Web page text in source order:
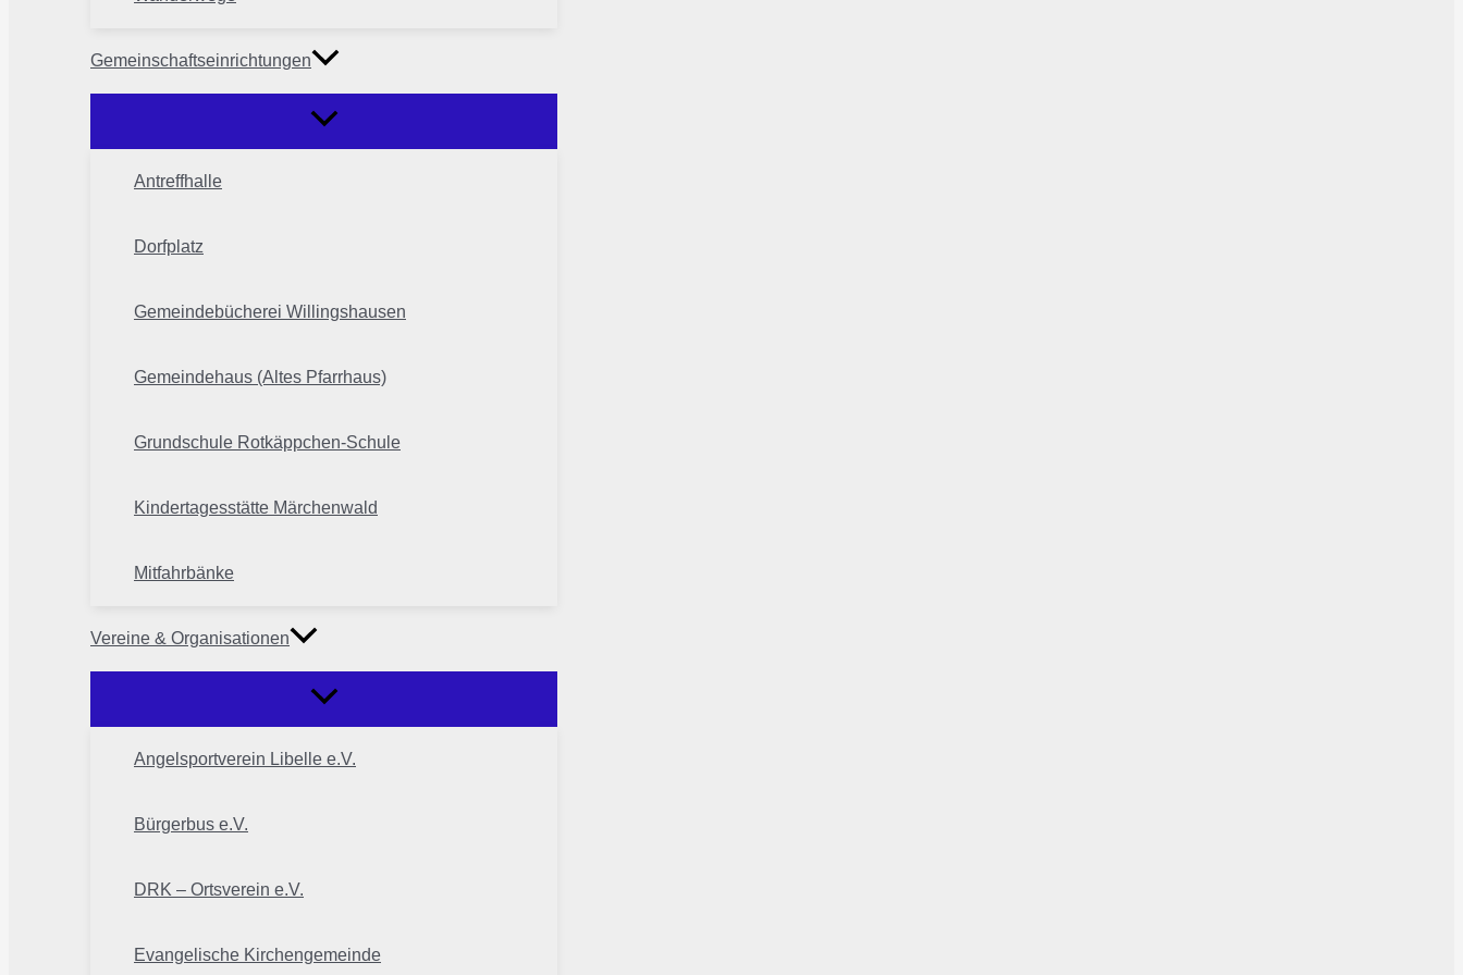
Gemeinschaftseinrichtungen
Antreffhalle
Dorfplatz
Gemeindebücherei Willingshausen
Gemeindehaus (Altes Pfarrhaus)
Grundschule Rotkäppchen-Schule
Kindertagesstätte Märchenwald
Mitfahrbänke
Vereine & Organisationen
Angelsportverein Libelle e.V.
Bürgerbus e.V.
DRK – Ortsverein e.V.
Evangelische Kirchengemeinde